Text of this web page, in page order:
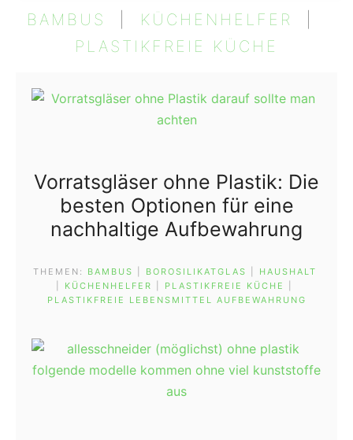
BAMBUS KÜCHENHELFER
PLASTIKFREIE KÜCHE
Vorratsgläser ohne Plastik: Die
besten Optionen für eine
nachhaltige Aufbewahrung
THEMEN: BAMBUS BOROSILIKATGLAS
HAUSHALT
KÜCHENHELFER PLASTIKFREIE KÜCHE
PLASTIKFREIE LEBENSMITTEL AUFBEWAHRUNG